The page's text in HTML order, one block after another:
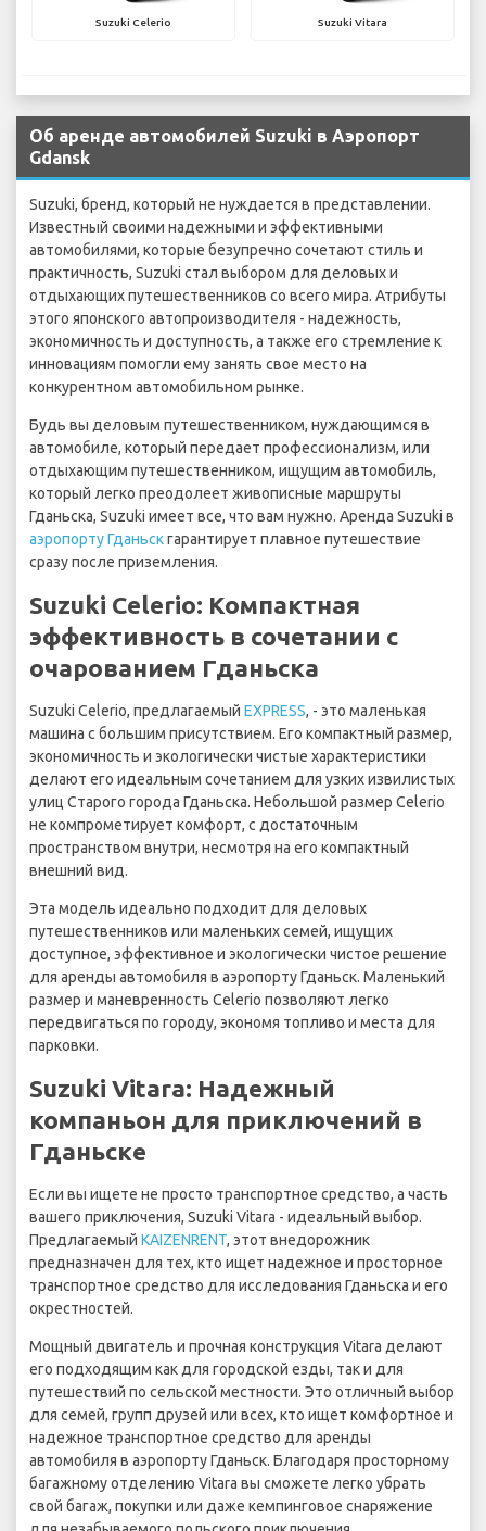
Suzuki Celerio Suzuki Vitara
Об аренде автомобилей Suzuki в Аэропорт
Gdansk
Suzuki, бренд, который не нуждается в представлении.
Известный своими надежными и эффективными
автомобилями, которые безупречно сочетают стиль и
практичность, Suzuki стал выбором для деловых и
отдыхающих путешественников со всего мира. Атрибуты
этого японского автопроизводителя - надежность,
экономичность и доступность, а также его стремление к
инновациям помогли ему занять свое место на
конкурентном автомобильном рынке.
Будь вы деловым путешественником, нуждающимся в
автомобиле, который передает профессионализм, или
отдыхающим путешественником, ищущим автомобиль,
который легко преодолеет живописные маршруты
Гданьска, Suzuki имеет все, что вам нужно. Аренда Suzuki в
аэропорту Гданьскгарантирует плавное путешествие
сразу после приземления.
Suzuki Celerio: Компактная
эффективность в сочетании с
очарованием Гданьска
Suzuki Celerio, предлагаемый EXPRESS, - это маленькая
машина с большим присутствием. Его компактный размер,
экономичность и экологически чистые характеристики
делают его идеальным сочетанием для узких извилистых
улиц Старого города Гданьска. Небольшой размер Celerio
не компрометирует комфорт, с достаточным
пространством внутри, несмотря на его компактный
внешний вид.
Эта модель идеально подходит для деловых
путешественников или маленьких семей, ищущих
доступное, эффективное и экологически чистое решение
для аренды автомобиля в аэропорту Гданьск. Маленький
размер и маневренность Celerio позволяют легко
передвигаться по городу, экономя топливо и места для
парковки.
Suzuki Vitara: Надежный
компаньон для приключений в
Гданьске
Если вы ищете не просто транспортное средство, а часть
вашего приключения, Suzuki Vitara - идеальный выбор.
Предлагаемый KAIZENRENT, этот внедорожник
предназначен для тех, кто ищет надежное и просторное
транспортное средство для исследования Гданьска и его
окрестностей.
Мощный двигатель и прочная конструкция Vitara делают
его подходящим как для городской езды, так и для
путешествий по сельской местности. Это отличный выбор
для семей, групп друзей или всех, кто ищет комфортное и
надежное транспортное средство для аренды
автомобиля в аэропорту Гданьск. Благодаря просторному
багажному отделению Vitara вы сможете легко убрать
свой багаж, покупки или даже кемпинговое снаряжение